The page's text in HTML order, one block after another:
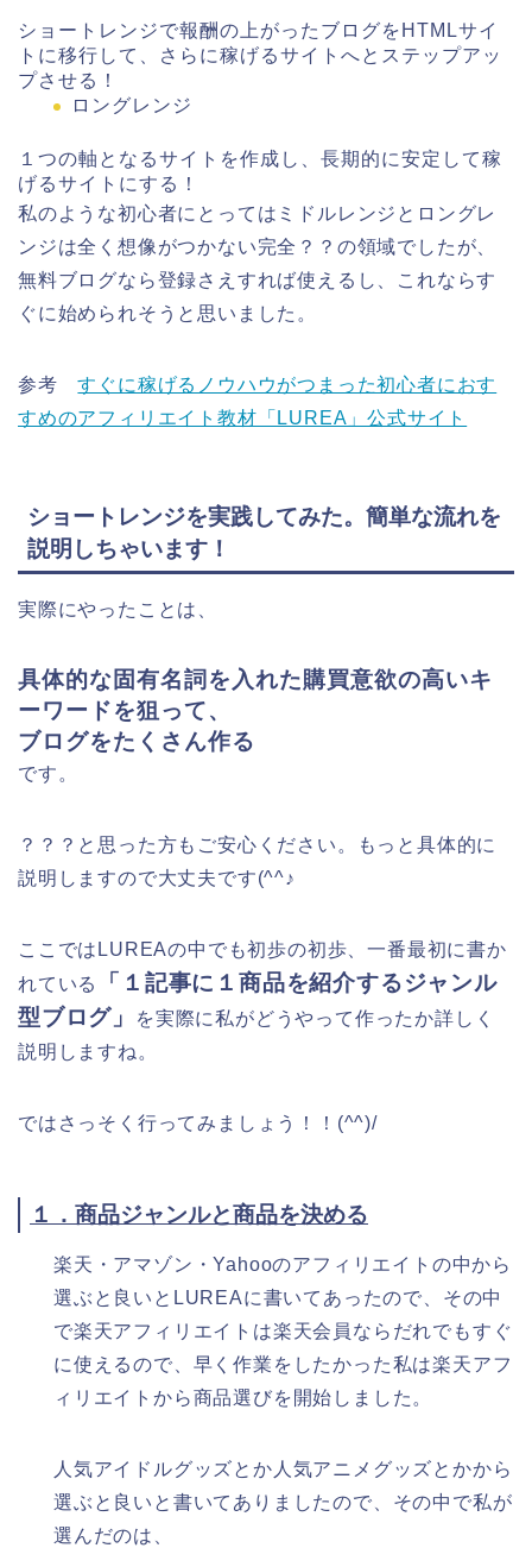
ショートレンジで報酬の上がったブログをHTMLサイ
トに移行して、さらに稼げるサイトへとステップアッ
プさせる！
ロングレンジ
１つの軸となるサイトを作成し、長期的に安定して稼
げるサイトにする！
私のような初心者にとってはミドルレンジとロングレ
ンジは全く想像がつかない完全 ？？ の領域でしたが、
無料ブログなら登録さえすれば使えるし、これならす
ぐに始められそうと思いました。
参考
すぐに稼げるノウハウがつまった初心者におす
すめのアフィリエイト教材「LUREA」公式サイト
ショートレンジを実践してみた。簡単な流れを
説明しちゃいます！
実際にやったことは、
具体的な固有名詞を入れた購買意欲の高いキ
ーワードを狙って、
ブログをたくさん作る
です。
？？？ と思った方もご安心ください。もっと具体的に
説明しますので大丈夫です(^^♪
ここではLUREAの中でも初歩の初歩、一番最初に書か
れている
「 １記事に１商品を紹介するジャンル
型ブログ」
を実際に私がどうやって作ったか詳しく
説明しますね。
ではさっそく行ってみましょう！！(^^)/
１．商品ジャンルと商品を決める
楽天・アマゾン・Yahooのアフィリエイトの中から
選ぶと良いとLUREAに書いてあったので、その中
で楽天アフィリエイトは楽天会員ならだれでもすぐ
に使えるので、早く作業をしたかった私は楽天アフ
ィリエイトから商品選びを開始しました。
人気アイドルグッズとか人気アニメグッズとかから
選ぶと良いと書いてありましたので、その中で私が
選んだのは、